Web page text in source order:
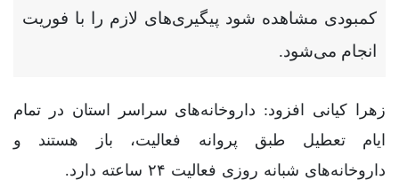
کمبودی مشاهده شود پیگیری‌های لازم را با فوریت
انجام می‌شود.
زهرا کیانی افزود: داروخانه‌های سراسر استان در تمام
ایام تعطیل طبق پروانه فعالیت، باز هستند و
داروخانه‌های شبانه روزی فعالیت ۲۴ ساعته دارد.